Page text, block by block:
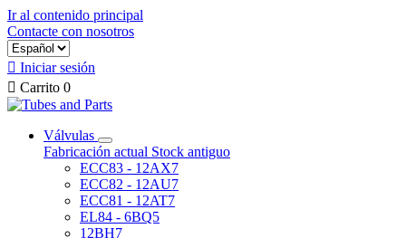
Ir al contenido principal
Contacte con nosotros
 Iniciar sesión
 Carrito 0
Válvulas
Fabricación actual Stock antiguo
ECC83 - 12AX7
ECC82 - 12AU7
ECC81 - 12AT7
EL84 - 6BQ5
12BH7